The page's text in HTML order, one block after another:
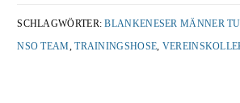
SCHLAGWÖRTER:BLANKENESER MÄNNER
NSO TEAM,TRAININGSHOSE,